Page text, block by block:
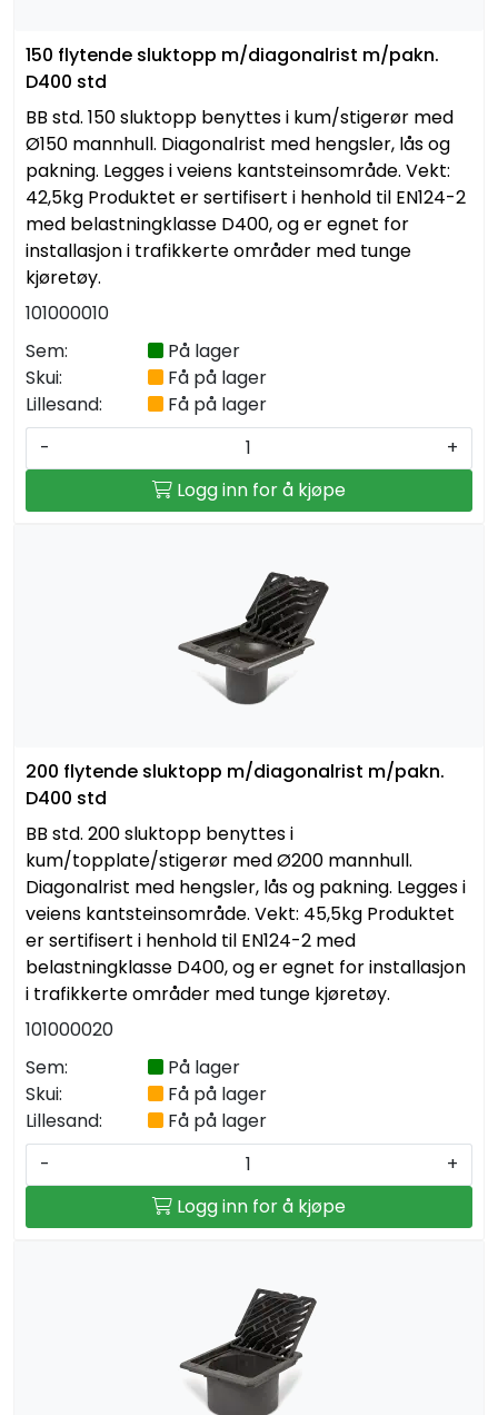
150 flytende sluktopp m/diagonalrist m/pakn.
D400 std
BB std. 150 sluktopp benyttes i kum/stigerør med
Ø150 mannhull. Diagonalrist med hengsler, lås og
pakning. Legges i veiens kantsteinsområde. Vekt:
42,5kg Produktet er sertifisert i henhold til EN124-2
med belastningklasse D400, og er egnet for
installasjon i trafikkerte områder med tunge
kjøretøy.
101000010
Sem:
På lager
Skui:
Få på lager
Lillesand:
Få på lager
-
+
Logg inn for å kjøpe
200 flytende sluktopp m/diagonalrist m/pakn.
D400 std
BB std. 200 sluktopp benyttes i
kum/topplate/stigerør med Ø200 mannhull.
Diagonalrist med hengsler, lås og pakning. Legges i
veiens kantsteinsområde. Vekt: 45,5kg Produktet
er sertifisert i henhold til EN124-2 med
belastningklasse D400, og er egnet for installasjon
i trafikkerte områder med tunge kjøretøy.
101000020
Sem:
På lager
Skui:
Få på lager
Lillesand:
Få på lager
-
+
Logg inn for å kjøpe
Geosynteter
Isolasjon
Grunnmursplast
Betongkummer og justeringsringer
Verktøy og tilbehør
Outlet
Referanseprosjekter